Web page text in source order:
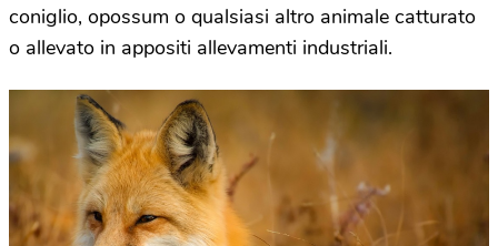
coniglio, opossum o qualsiasi altro animale catturato
o allevato in appositi allevamenti industriali.